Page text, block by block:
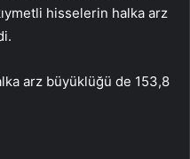
hisselerin halka arz
arz büyüklüğü de 153,8